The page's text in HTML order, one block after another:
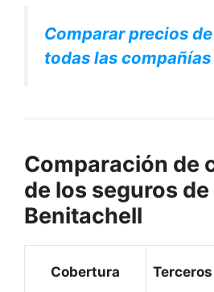
Comparar precios
todas las compañías
Comparación de
de los seguros
Benitachell
Cobertura Terceros